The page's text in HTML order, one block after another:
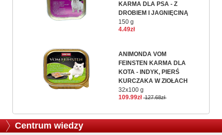
KARMA DLA PSA - Z
DROBIEM I JAGNIĘCINĄ
150 g
4.49zł
ANIMONDA VOM
FEINSTEN KARMA DLA
KOTA - INDYK, PIERŚ
KURCZAKA W ZIOŁACH
32x100 g
109.99zł 127.68zł
Centrum wiedzy